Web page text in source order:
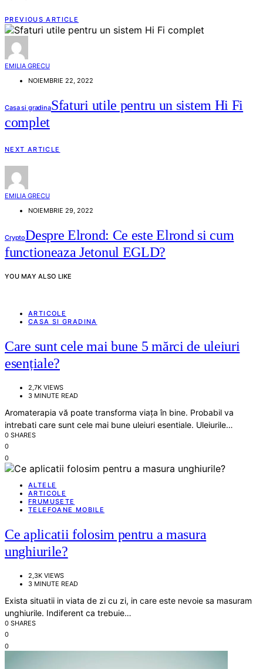
PREVIOUS ARTICLE
EMILIA GRECU
NOIEMBRIE 22, 2022
Casa si gradinaSfaturi utile pentru un sistem Hi Fi
complet
NEXT ARTICLE
EMILIA GRECU
NOIEMBRIE 29, 2022
CryptoDespre Elrond: Ce este Elrond si cum
functioneaza Jetonul EGLD?
YOU MAY ALSO LIKE
ARTICOLE
CASA SI GRADINA
Care sunt cele mai bune 5 mărci de uleiuri
esențiale?
2,7K VIEWS
3 MINUTE READ
Aromaterapia vă poate transforma viața în bine. Probabil va
intrebati care sunt cele mai bune uleiuri esentiale. Uleiurile…
0 SHARES
0
0
ALTELE
ARTICOLE
FRUMUSETE
TELEFOANE MOBILE
Ce aplicatii folosim pentru a masura
unghiurile?
2,3K VIEWS
3 MINUTE READ
Exista situatii in viata de zi cu zi, in care este nevoie sa masuram
unghiurile. Indiferent ca trebuie…
0 SHARES
0
0